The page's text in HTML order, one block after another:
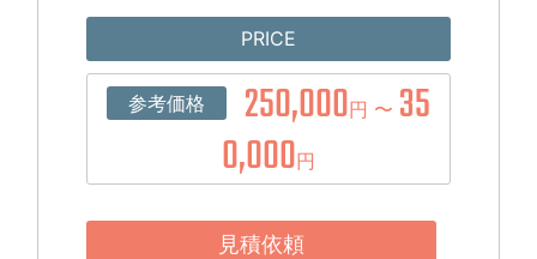
PRICE
参考価格 250,000円 〜 35
0,000円
見積依頼